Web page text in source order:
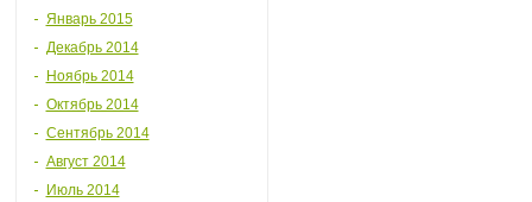
Январь 2015
Декабрь 2014
Ноябрь 2014
Октябрь 2014
Сентябрь 2014
Август 2014
Июль 2014